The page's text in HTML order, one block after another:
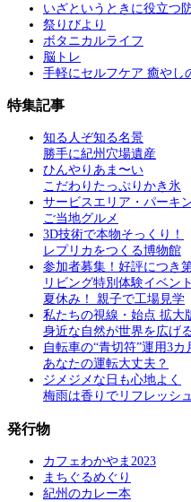
いざというときに役立つ
祭りびより
ボタニカルライフ
脳トレ
手軽にセルフケア 癒やし
特集記事
知る人ぞ知る名景
勝手に紀州穴場遺産
ひんやりあま〜い
こだわりたっぷりかき氷
サービスエリア・パーキ
ご当地グルメ
3D技術で本物そっくり！
レプリカをつくる博物館
参加者募集！好評につき
リビング特別体験イベント
夏休み！ 親子で工場見学
私たちの視線・始点 拡大
身近な自然が世界を広げる
自転車の“青切符”運用3カ
あなたの運転大丈夫？
ジメジメな日も心地よく
梅雨は香りでリフレッシュ
発行物
カフェわかやま2023
まちぐるめぐり
紀州のカレー本